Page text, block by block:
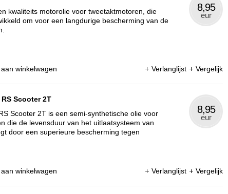
kwaliteits motorolie voor tweetaktmotoren, die
om voor een langdurige bescherming van de
8,95
eur
winkelwagen Verlanglijst Vergelijk
Scooter 2T
Scooter 2T is een semi-synthetische olie voor
die de levensduur van het uitlaatsysteem van
door een superieure bescherming tegen
8,95
eur
winkelwagen Verlanglijst Vergelijk